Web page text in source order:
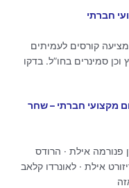
חברתי
קורסים לעמיתים
סמינרים בחו”ל. בדקו
מקצועי חברתי – שחר
פנורמה אילת · הרודס
אילת · לאונרדו קלאב